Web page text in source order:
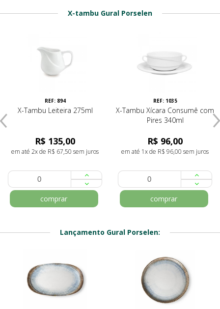
X-tambu Gural Porselen
REF: 894
X-Tambu Leiteira 275ml
R$ 135,00
em até 2x de R$ 67,50 sem juros
comprar
REF: 1035
X-Tambu Xícara Consumê com
Pires 340ml
R$ 96,00
em até 1x de R$ 96,00 sem juros
comprar
Lançamento Gural Porselen: